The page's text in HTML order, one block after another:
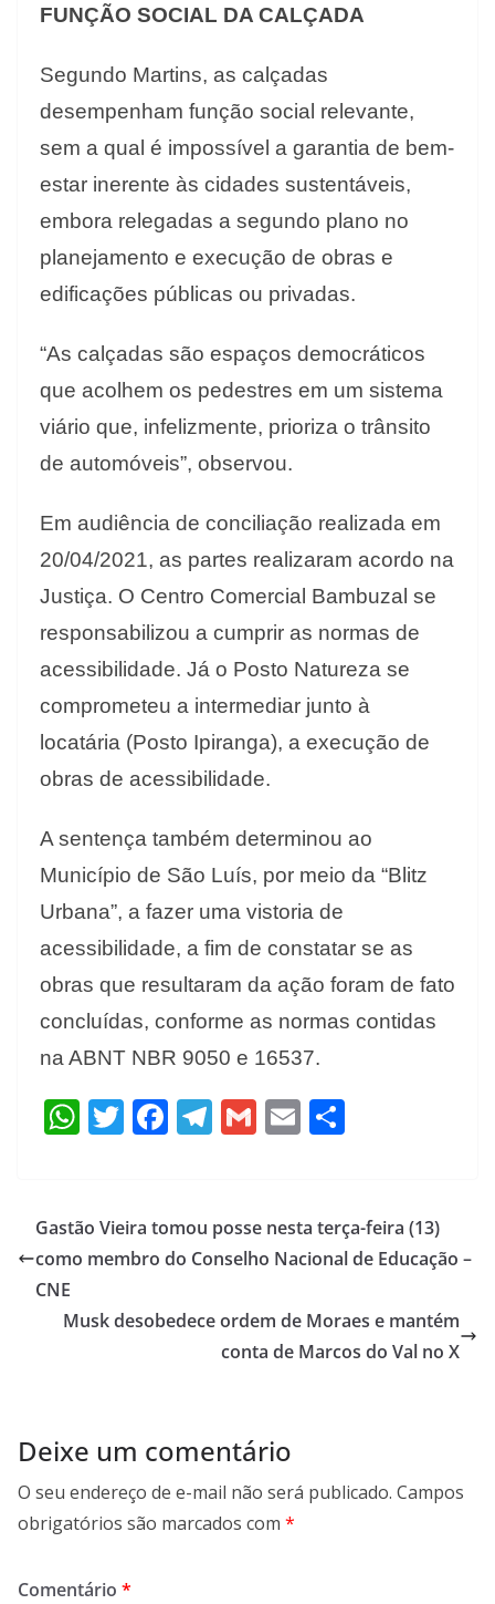
FUNÇÃO SOCIAL DA CALÇADA
Segundo Martins, as calçadas
desempenham função social relevante,
sem a qual é impossível a garantia de bem-
estar inerente às cidades sustentáveis,
embora relegadas a segundo plano no
planejamento e execução de obras e
edificações públicas ou privadas.
“As calçadas são espaços democráticos
que acolhem os pedestres em um sistema
viário que, infelizmente, prioriza o trânsito
de automóveis”, observou.
Em audiência de conciliação realizada em
20/04/2021, as partes realizaram acordo na
Justiça. O Centro Comercial Bambuzal se
responsabilizou a cumprir as normas de
acessibilidade. Já o Posto Natureza se
comprometeu a intermediar junto à
locatária (Posto Ipiranga), a execução de
obras de acessibilidade.
A sentença também determinou ao
Município de São Luís, por meio da “Blitz
Urbana”, a fazer uma vistoria de
acessibilidade, a fim de constatar se as
obras que resultaram da ação foram de fato
concluídas, conforme as normas contidas
na ABNT NBR 9050 e 16537.
W
s
A
p
T
er
F
b
o
k
T
gr
a
G
l
E
l e
Gastão Vieira tomou posse nesta terça-feira (13)
como membro do Conselho Nacional de Educação –
CNE
Musk desobedece ordem de Moraes e mantém
conta de Marcos do Val no X
Deixe um comentário
O seu endereço de e-mail não será publicado. Campos
obrigatórios são marcados com *
Comentário *